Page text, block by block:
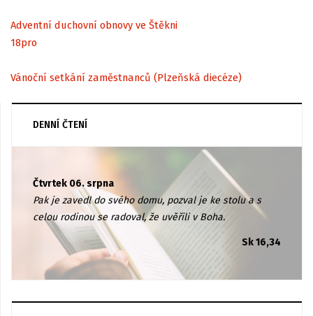
Adventní duchovní obnovy ve Štěkni
18pro
Vánoční setkání zaměstnanců (Plzeňská diecéze)
DENNÍ ČTENÍ
Čtvrtek 06. srpna
Pak je zavedl do svého domu, pozval je ke stolu a s
celou rodinou se radoval, že uvěřili v Boha.
Sk 16,34